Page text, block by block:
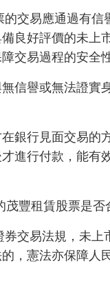
的交易應通過有信
良好評價的未上
交易過程的安全性
信譽或無法證實
銀行見面交易的
進行付款，能有
茂豐租賃股票是否
券交易法規，未上
，憲法亦保障人